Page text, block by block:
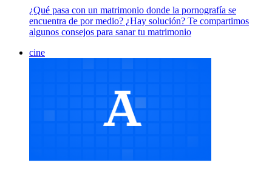
¿Qué pasa con un matrimonio donde la pornografía se
encuentra de por medio? ¿Hay solución? Te compartimos
algunos consejos para sanar tu matrimonio
cine